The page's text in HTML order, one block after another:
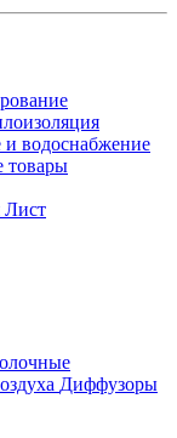
водоснабжение
товары
Лист
Диффузоры